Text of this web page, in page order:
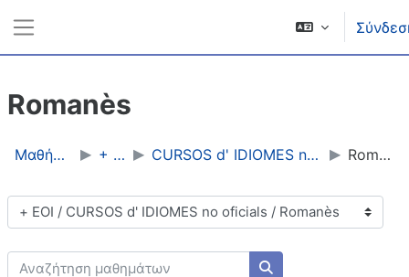
Romanès
Μαθήματα + EOI CURSOS d' IDIOMES no oficials Romanès
Κατηγορίες μαθημάτων
Αναζήτηση μαθημάτων